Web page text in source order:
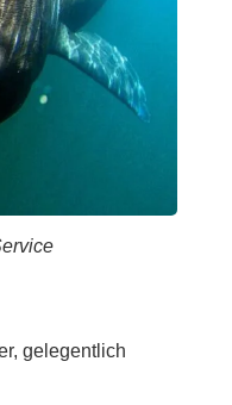
gelegentlich